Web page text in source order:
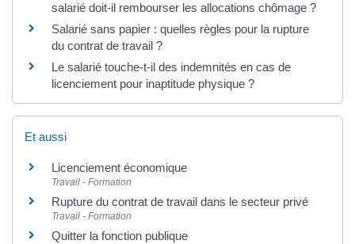
salarié doit-il rembourser les allocations chômage ?
Salarié sans papier : quelles règles pour la rupture
du contrat de travail ?
Le salarié touche-t-il des indemnités en cas de
licenciement pour inaptitude physique ?
Et aussi
Licenciement économique
Travail - Formation
Rupture du contrat de travail dans le secteur privé
Travail - Formation
Quitter la fonction publique